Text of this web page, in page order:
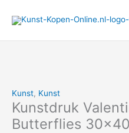
naar
Kunst, Kunst
Kunstdruk
Butterflies